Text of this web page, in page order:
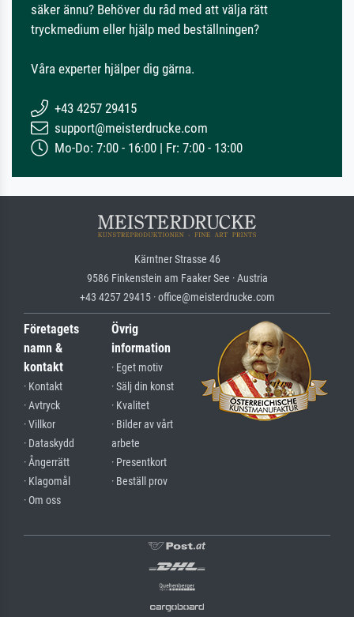
säker ännu? Behöver du råd med att välja rätt
tryckmedium eller hjälp med beställningen?
Våra experter hjälper dig gärna.
+43 4257 29415
support@meisterdrucke.com
Mo-Do: 7:00 - 16:00 | Fr: 7:00 - 13:00
Kärntner Strasse 46
9586 Finkenstein am Faaker See · Austria
+43 4257 29415 · office@meisterdrucke.com
Företagets
namn &
kontakt
· Kontakt
· Avtryck
· Villkor
· Dataskydd
· Ångerrätt
· Klagomål
· Om oss
Övrig
information
· Eget motiv
· Sälj din konst
· Kvalitet
· Bilder av vårt
arbete
· Presentkort
· Beställ prov